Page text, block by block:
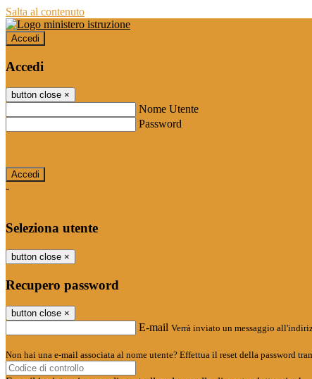
Salta al contenuto
Accedi
Accedi
button close ×
Nome Utente
Password
-
Seleziona utente
button close ×
Recupero password
button close ×
E-mail Verrà inviato un messaggio
Non hai una e-mail associata al nome utente? Effettua il reset della password